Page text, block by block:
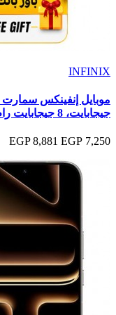
INFINIX
جيجابايت، ‏8 جيجابايت رام (4+4)، شاشة 6.78 بوصة.
7,250 EGP
8,881 EGP